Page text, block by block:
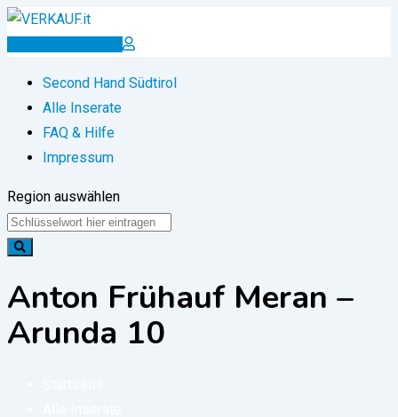
Zum
Inserat erstellen
Second Hand Südtirol
Alle Inserate
FAQ & Hilfe
Impressum
Region auswählen
Anton Frühauf Meran –
Arunda 10